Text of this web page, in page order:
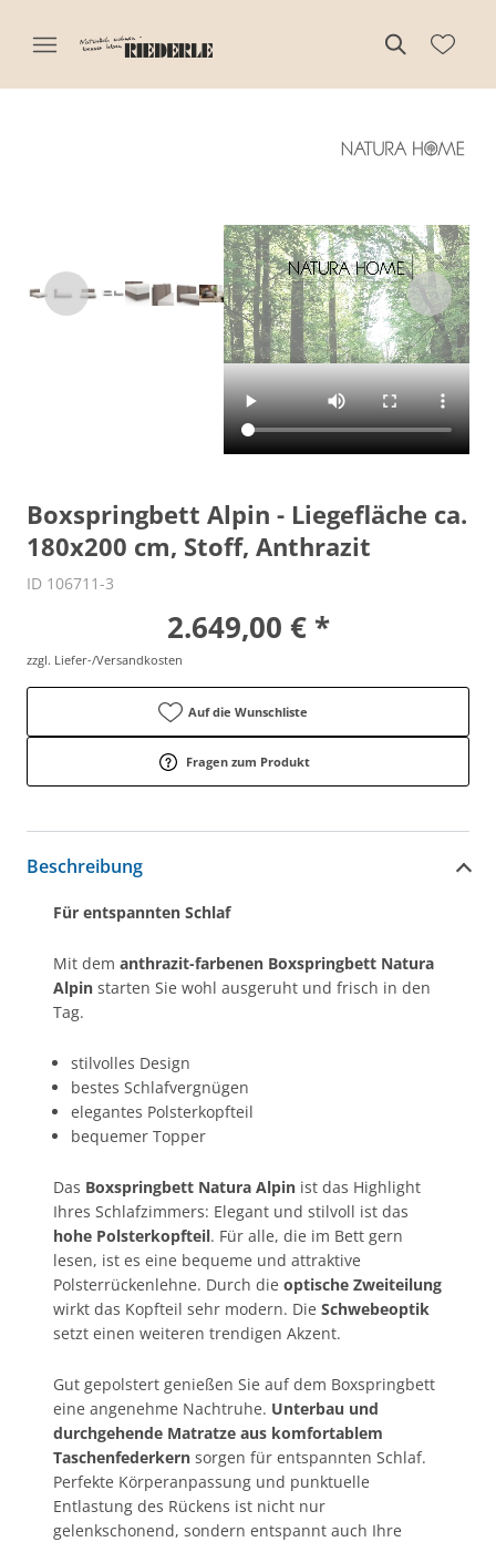
Boxspringbett Alpin - Liegefläche ca.
180x200 cm, Stoff, Anthrazit
ID 106711-3
2.649,00 € *
zzgl. Liefer-/Versandkosten
Auf die Wunschliste
Fragen zum Produkt
Beschreibung
Für entspannten Schlaf
Mit dem anthrazit-farbenen Boxspringbett Natura
Alpin starten Sie wohl ausgeruht und frisch in den
Tag.
stilvolles Design
bestes Schlafvergnügen
elegantes Polsterkopfteil
bequemer Topper
Das Boxspringbett Natura Alpin ist das Highlight
Ihres Schlafzimmers: Elegant und stilvoll ist das
hohe Polsterkopfteil. Für alle, die im Bett gern
lesen, ist es eine bequeme und attraktive
Polsterrückenlehne. Durch die optische Zweiteilung
wirkt das Kopfteil sehr modern. Die Schwebeoptik
setzt einen weiteren trendigen Akzent.
Gut gepolstert genießen Sie auf dem Boxspringbett
eine angenehme Nachtruhe. Unterbau und
durchgehende Matratze aus komfortablem
Taschenfederkern sorgen für entspannten Schlaf.
Perfekte Körperanpassung und punktuelle
Entlastung des Rückens ist nicht nur
gelenkschonend, sondern entspannt auch Ihre